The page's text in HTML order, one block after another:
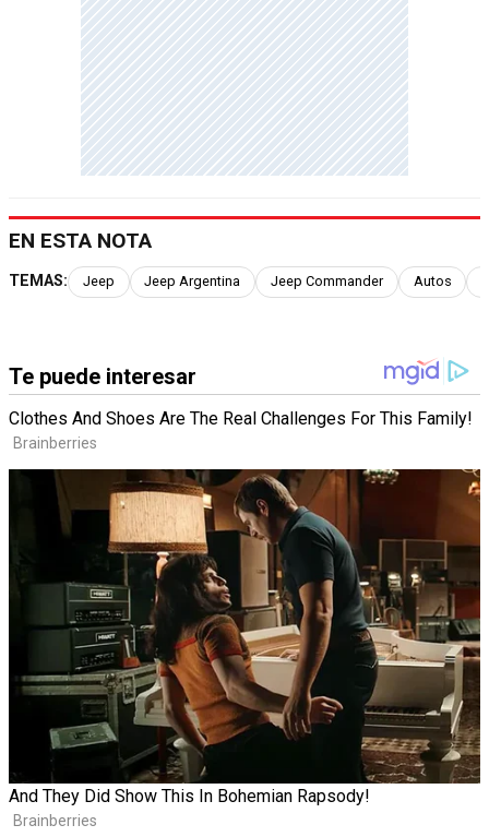
EN ESTA NOTA
TEMAS: Jeep Jeep Argentina Jeep Commander Autos